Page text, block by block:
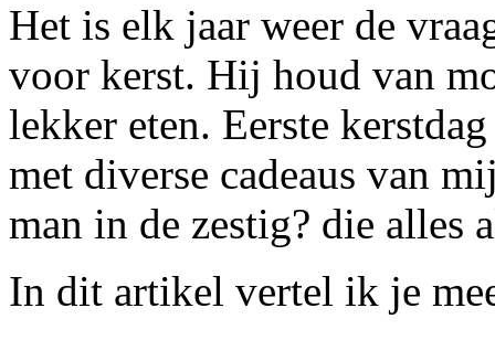
Het is elk jaar weer de
voor kerst. Hij houd van
lekker eten. Eerste
met diverse cadeaus van
man in de zestig? die alles
In dit artikel vertel ik je